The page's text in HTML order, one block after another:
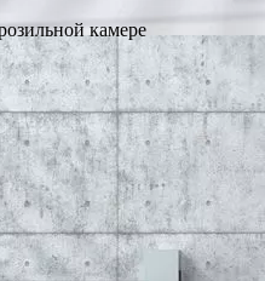
камере